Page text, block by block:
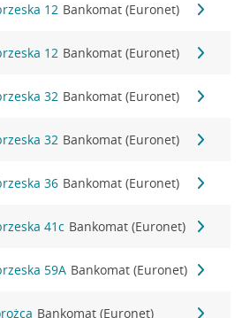
12 Bankomat (Euronet)
12 Bankomat (Euronet)
32 Bankomat (Euronet)
32 Bankomat (Euronet)
36 Bankomat (Euronet)
41c Bankomat (Euronet)
59A Bankomat (Euronet)
Bankomat (Euronet)